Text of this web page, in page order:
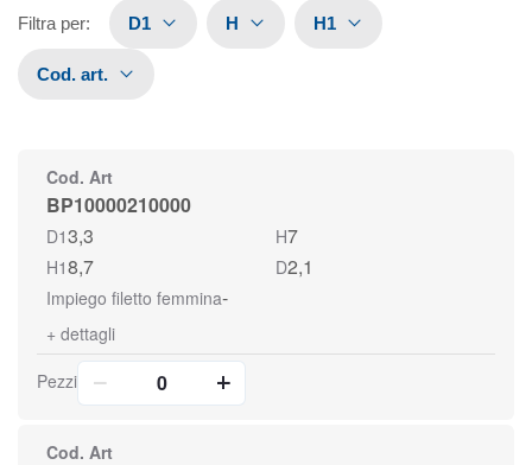
Filtra per: D1 H H1
Cod. art.
Cod. Art
BP10000210000
D13,3 H7
H18,7 D2,1
Impiego filetto femmina-
+ dettagli
Pezzi
Cod. Art